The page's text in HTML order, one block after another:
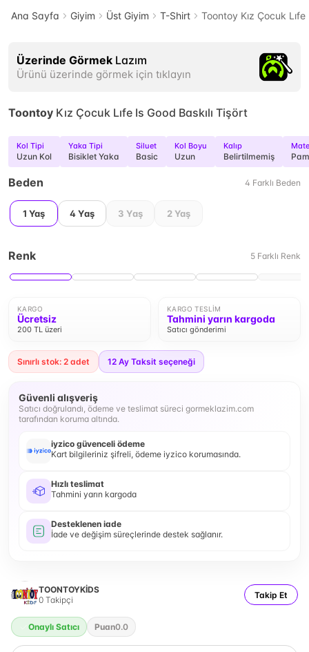
Ana Sayfa Giyim Üst Giyim T-Shirt Toontoy Kız Çocuk Lıfe
Üzerinde Görmek Lazım
Ürünü üzerinde görmek için tıklayın
Toontoy Kız Çocuk Lıfe Is Good Baskılı Tişört
Kol Tipi
Uzun Kol
Yaka Tipi
Bisiklet Yaka
Siluet
Basic
Kol Boyu
Uzun
Kalıp
Belirtilmemiş
Beden 4 Farklı Beden
1 Yaş 4 Yaş 3 Yaş 2 Yaş
Renk 5 Farklı Renk
KARGO
Ücretsiz
200 TL üzeri
KARGO TESLIM
Tahmini yarın kargoda
Satıcı gönderimi
Sınırlı stok: 2 adet 12 Ay Taksit seçeneği
Güvenli alışveriş
Satıcı doğrulandı, ödeme ve teslimat süreci gormeklazim.com
tarafından koruma altında.
iyzico güvenceli ödeme
Kart bilgileriniz şifreli, ödeme iyzico korumasında.
Hızlı teslimat
Tahmini yarın kargoda
Desteklenen iade
İade ve değişim süreçlerinde destek sağlanır.
TOONTOYKİDS
0 Takipçi Takip Et
Onaylı Satıcı Puan0.0